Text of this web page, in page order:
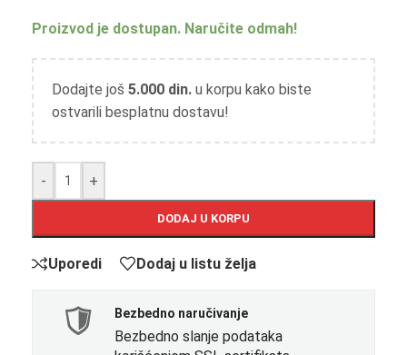
Proizvod je dostupan. Naručite odmah!
Dodajte još 5.000 din. u korpu kako biste
ostvarili besplatnu dostavu!
- +
DODAJ U KORPU
Uporedi Dodaj u listu želja
Bezbedno naručivanje
Bezbedno slanje podataka